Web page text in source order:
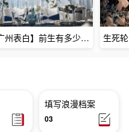
【广州表白】前生有多少未尽的缘7张
填写浪漫档案
03